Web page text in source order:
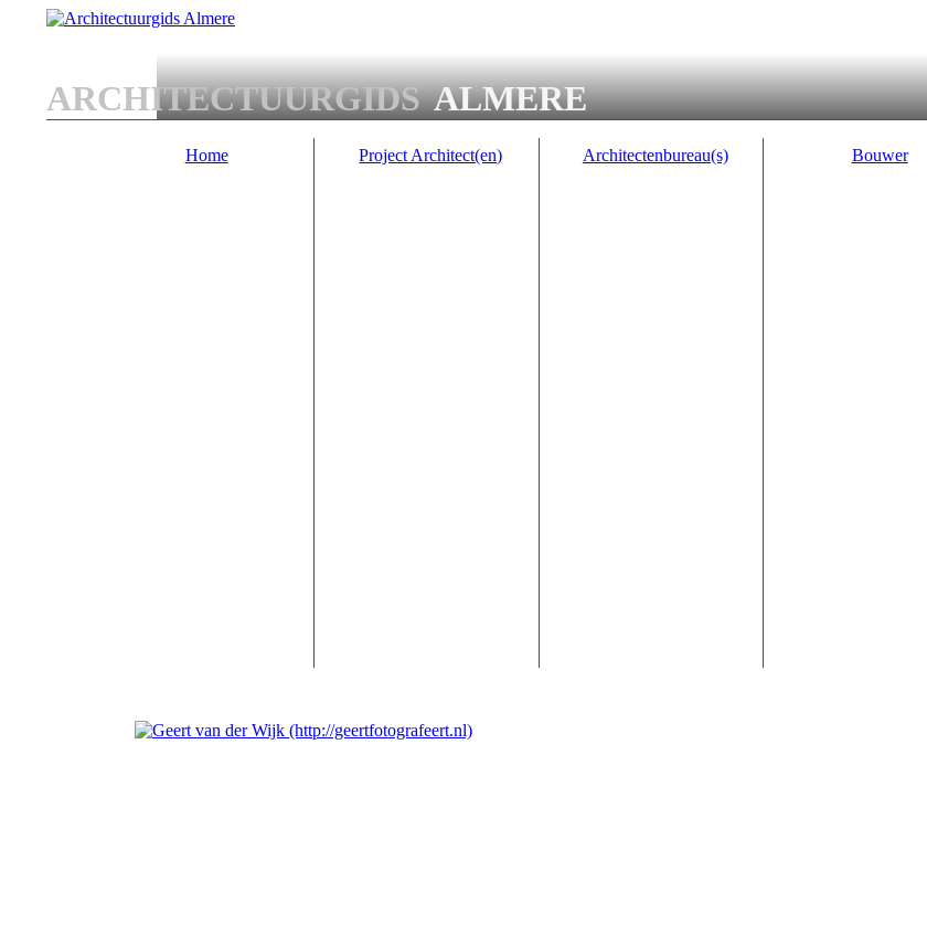
Overslaan en naar de algemene inhoud gaan
ARCHITECTUURGIDS ALMERE
Home Project Architect(en) Architectenbureau(s) Bouwer